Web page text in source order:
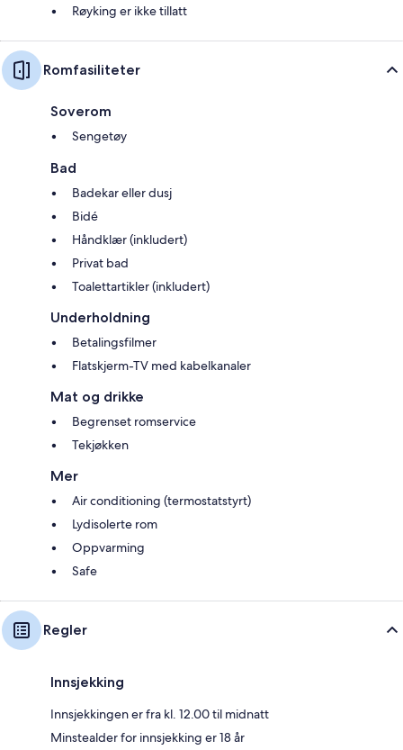
Røyking er ikke tillatt
Romfasiliteter
Soverom
Sengetøy
Bad
Badekar eller dusj
Bidé
Håndklær (inkludert)
Privat bad
Toalettartikler (inkludert)
Underholdning
Betalingsfilmer
Flatskjerm-TV med kabelkanaler
Mat og drikke
Begrenset romservice
Tekjøkken
Mer
Air conditioning (termostatstyrt)
Lydisolerte rom
Oppvarming
Safe
Regler
Innsjekking
Innsjekkingen er fra kl. 12.00 til midnatt
Minstealder for innsjekking er 18 år